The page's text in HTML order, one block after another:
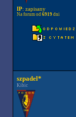
IP: zapisany
Na forum od 6919dni
szpadel*
Kibic